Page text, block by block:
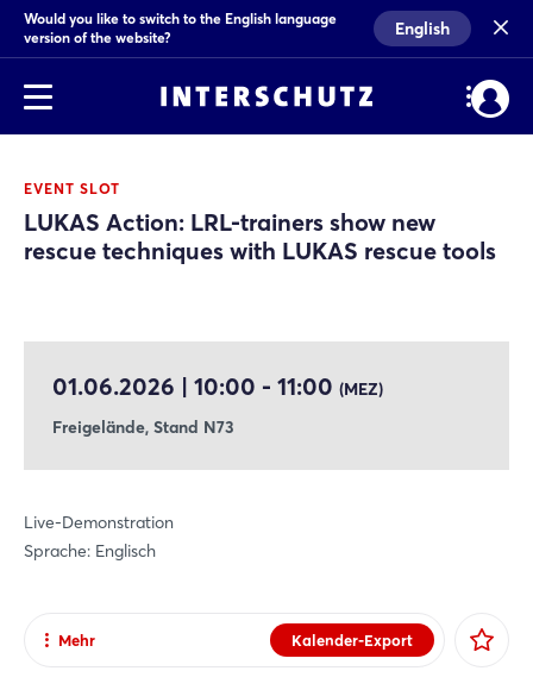
Would you like to switch to the English language
version of the website?
English
EVENT SLOT
LUKAS Action: LRL-trainers show new
rescue techniques with LUKAS rescue tools
01.06.2026 | 10:00 - 11:00 (MEZ)
Freigelände, Stand N73
Live-Demonstration
Sprache: Englisch
Kalender-Export
Mehr